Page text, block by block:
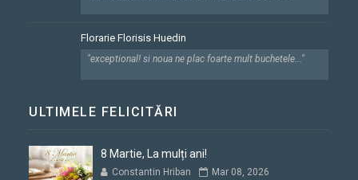
Florarie Florisis Huedin
"exceptional! si noua ne plac foarte mult buchetele..."
ULTIMELE FELICITĂRI
8 Martie, La mulți ani!
Constantin Hriban Mar 08, 2026